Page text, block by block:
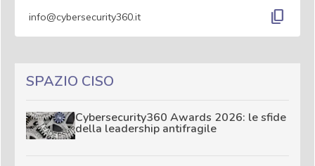
info@cybersecurity360.it content_copy
SPAZIO CISO
Cybersecurity360 Awards 2026: le sfide
della leadership antifragile